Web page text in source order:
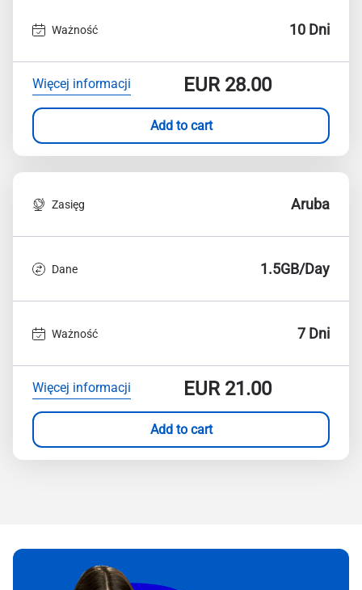
Ważność 10 Dni
Więcej informacji EUR28.00
Add to cart
Zasięg Aruba
Dane 1.5GB/Day
Ważność 7 Dni
Więcej informacji EUR21.00
Add to cart